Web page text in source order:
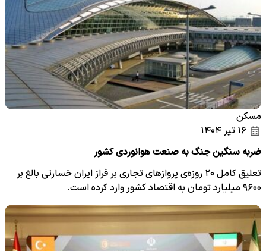
مسکن
ضربه سنگین جنگ به صنعت هوانوردی کشور
تعلیق کامل ۲۰ روزه‌ی پروازهای تجاری بر فراز ایران خسارتی بالغ بر
۹۶۰۰ میلیارد تومان به اقتصاد کشور وارد کرده است.